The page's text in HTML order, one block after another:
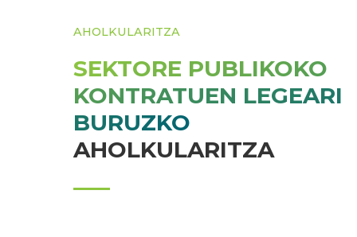
AHOLKULARITZA
SEKTORE PUBLIKOKO
KONTRATUEN LEGEARI
BURUZKO
AHOLKULARITZA